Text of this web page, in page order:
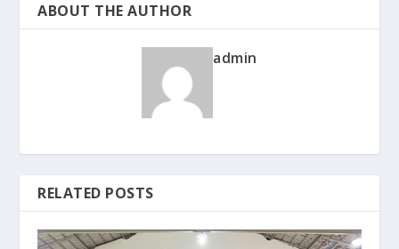
ABOUT THE AUTHOR
admin
RELATED POSTS